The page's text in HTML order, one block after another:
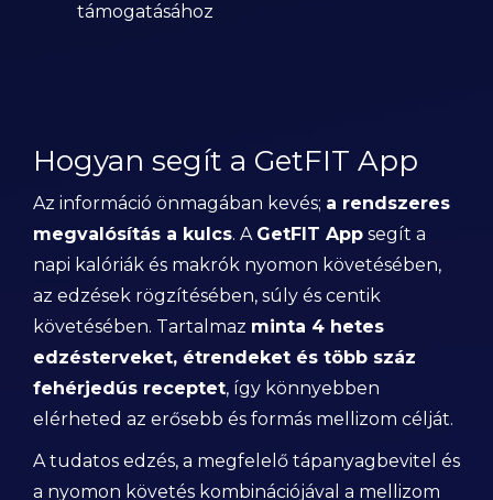
támogatásához
Hogyan segít a GetFIT App
Az információ önmagában kevés; a rendszeres
megvalósítás a kulcs. A GetFIT App segít a
napi kalóriák és makrók nyomon követésében,
az edzések rögzítésében, súly és centik
követésében. Tartalmaz minta 4 hetes
edzésterveket, étrendeket és több száz
fehérjedús receptet, így könnyebben
elérheted az erősebb és formás mellizom célját.
A tudatos edzés, a megfelelő tápanyagbevitel és
a nyomon követés kombinációjával a mellizom